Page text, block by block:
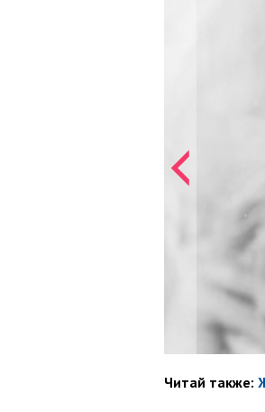
Читай также: